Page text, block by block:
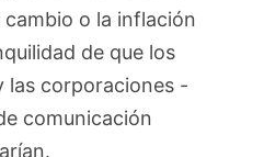
o la inflación
de que los
las corporaciones -
comunicación